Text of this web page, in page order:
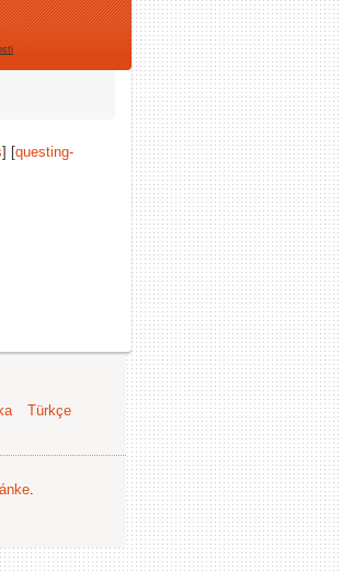
] [questing-
Türkçe
.